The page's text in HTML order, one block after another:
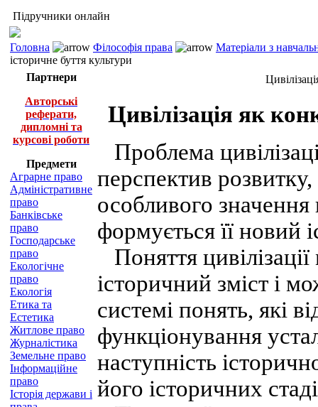
Підручники онлайн
Головна Філософія права
Матеріали з
історичне буття культури
Партнери
Авторські
реферати,
дипломні та
курсові роботи
Предмети
Аграрне право
Адміністративне
право
Банківське
право
Господарське
право
Екологічне
право
Екологія
Етика та
Естетика
Житлове право
Журналістика
Земельне право
Інформаційне
право
Історія держави і
Цивілізація як
Проблема
перспектив
особливого значення
формується її новий
Поняття
історичний зміст і
системі понять, які
функціонування
наступність
його історичних